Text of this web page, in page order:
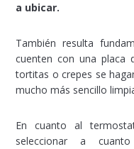
a ubicar.
También resulta
cuenten con una placa
tortitas o crepes se
mucho más sencillo
En cuanto al
seleccionar a